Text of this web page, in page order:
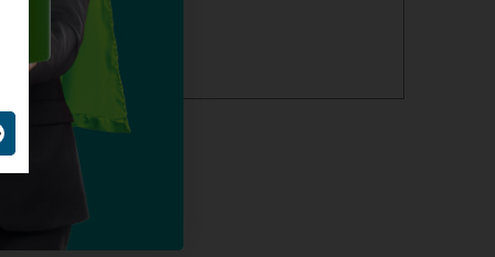
alles over dit product >